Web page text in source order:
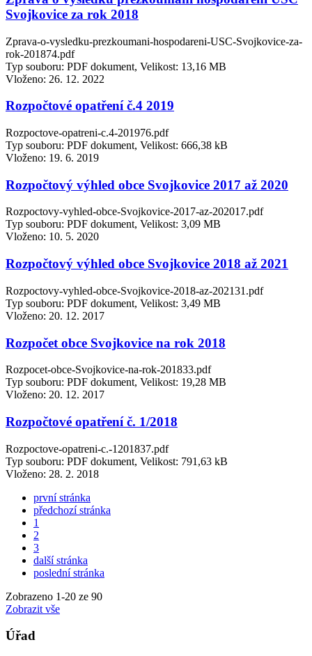
Svojkovice za rok 2018
Zprava-o-vysledku-prezkoumani-hospodareni-USC-Svojkovice-za-
rok-201874.pdf
Typ souboru: PDF dokument, Velikost: 13,16 MB
Vloženo: 26. 12. 2022
Rozpočtové opatření č.4 2019
Rozpoctove-opatreni-c.4-201976.pdf
Typ souboru: PDF dokument, Velikost: 666,38 kB
Vloženo: 19. 6. 2019
Rozpočtový výhled obce Svojkovice 2017 až 2020
Rozpoctovy-vyhled-obce-Svojkovice-2017-az-202017.pdf
Typ souboru: PDF dokument, Velikost: 3,09 MB
Vloženo: 10. 5. 2020
Rozpočtový výhled obce Svojkovice 2018 až 2021
Rozpoctovy-vyhled-obce-Svojkovice-2018-az-202131.pdf
Typ souboru: PDF dokument, Velikost: 3,49 MB
Vloženo: 20. 12. 2017
Rozpočet obce Svojkovice na rok 2018
Rozpocet-obce-Svojkovice-na-rok-201833.pdf
Typ souboru: PDF dokument, Velikost: 19,28 MB
Vloženo: 20. 12. 2017
Rozpočtové opatření č. 1/2018
Rozpoctove-opatreni-c.-1201837.pdf
Typ souboru: PDF dokument, Velikost: 791,63 kB
Vloženo: 28. 2. 2018
první stránka
předchozí stránka
1
2
3
další stránka
poslední stránka
Zobrazeno 1-20 ze 90
Zobrazit vše
Úřad